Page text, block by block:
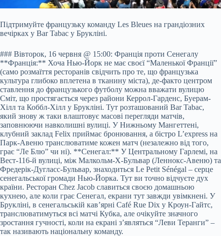
Підтримуйте французьку команду Les Bleues на грандіозних
вечірках у Bar Tabac у Брукліні.
### Вівторок, 16 червня @ 15:00: Франція проти Сенегалу
**Франція:** Хоча Нью-Йорк не має своєї “Маленької Франції”
(само розмаїття ресторанів свідчить про те, що французька
культура глибоко вплетена в тканину міста), де-факто центром
ставлення до французького футболу можна вважати вулицю
Сміт, що простягається через райони Керрол-Гарденс, Буерам-
Хілл та Коббл-Хілл у Брукліні. Тут розташований Bar Tabac,
який знову ж таки влаштовує масові перегляди матчів,
заповнюючи навколишні вулиці. У Нижньому Мангеттені,
клубний заклад Felix приймає бронювання, а бістро L’express на
Парк-Авеню транслюватиме кожен матч (незалежно від того,
грає “Ле Блю” чи ні). **Сенегал:** У Центральному Гарлемі, на
Вест-116-й вулиці, між Малкольм-X-Бульвар (Леннокс-Авеню) та
Фредерік-Дугласс-Бульвар, знаходиться Le Petit Sénégal – серце
сенегальської громади Нью-Йорка. Тут ви точно відчуєте дух
країни. Ресторан Chez Jacob славиться своєю домашньою
кухнею, але коли грає Сенегал, екрани тут завжди увімкнені. У
Брукліні, в сенегальській кав’ярні Café Rue Dix у Кроун-Гайтс,
транслюватимуться всі матчі Кубка, але очікуйте значного
зростання гучності, коли на екрані з’являться “Леви Теранги” –
так називають національну команду.